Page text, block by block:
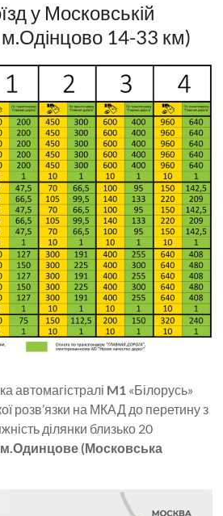
у Московській
м.Одінцово 14-33 км)
автомагістралі M1 «Білорусь»
розв’язки на МКАД до перетину з
ділянки близько 20
м.Одинцове (Московська